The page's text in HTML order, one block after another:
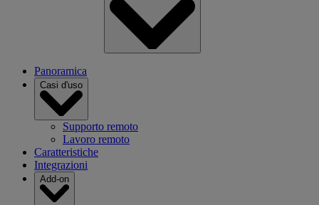
Panoramica
Casi d'uso
Supporto remoto
Lavoro remoto
Caratteristiche
Integrazioni
Add-on